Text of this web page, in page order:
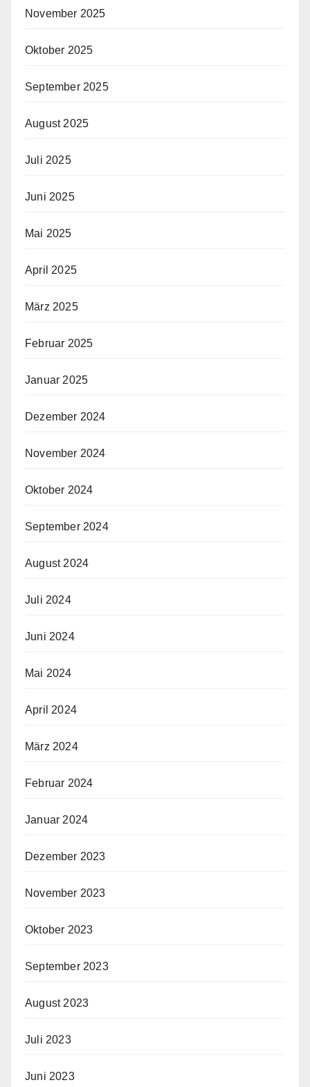
November 2025
Oktober 2025
September 2025
August 2025
Juli 2025
Juni 2025
Mai 2025
April 2025
März 2025
Februar 2025
Januar 2025
Dezember 2024
November 2024
Oktober 2024
September 2024
August 2024
Juli 2024
Juni 2024
Mai 2024
April 2024
März 2024
Februar 2024
Januar 2024
Dezember 2023
November 2023
Oktober 2023
September 2023
August 2023
Juli 2023
Juni 2023